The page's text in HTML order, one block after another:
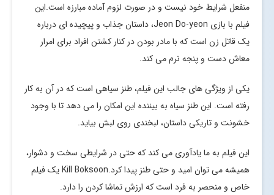
منفعل شرایط خود نیست و در صورت لزوم آماده مبارزه است.این
فیلم با بازی Jeon Do-yeon، داستان جذاب و پیچیده ای درباره
یک قاتل زن است که با مادر بودن در کنار کشتن افراد برای امرار
معاش دست و پنجه نرم می کند.
یکی از ویژگی های جالب این فیلم، طنز سیاهی است که در آن به کار
رفته است. این طنز سیاه به بیننده این امکان را می دهد تا با وجود
خشونت و تاریکی داستان، لبخندی روی لبش بیاید.
این فیلم به ما یادآوری می کند که حتی در شرایطی سخت و دشوار،
همیشه می توان امید و حتی طنز پیدا کرد.Kill Boksoon یک فیلم
خاص و منحصر به فرد است که ارزش تماشا کردن را دارد.